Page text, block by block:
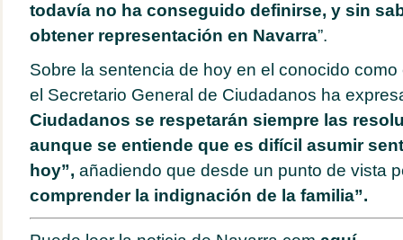
todavía no ha conseguido definirse, y sin
obtener representación en Navarra”.
Sobre la sentencia de hoy en el conocido como
el Secretario General de Ciudadanos ha
Ciudadanos se respetarán siempre las
aunque se entiende que es difícil asumir
hoy”, añadiendo que desde un punto de vista
comprender la indignación de la familia”.